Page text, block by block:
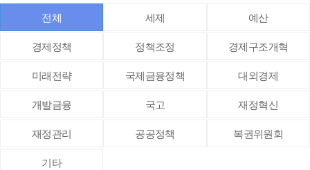
전체 세제 예산
경제정책 정책조정 경제구조개혁
미래전략 국제금융정책 대외경제
개발금융 국고 재정혁신
재정관리 공공정책 복권위원회
기타